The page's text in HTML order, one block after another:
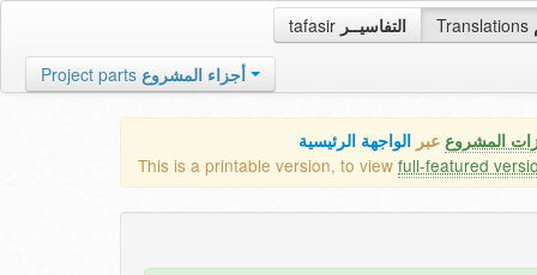
tafasir التفاسيــر Translations
Project parts أجزاء المشروع
المشروع عبر الواجهة الرئيسية
This is a printable version, to view full-featured